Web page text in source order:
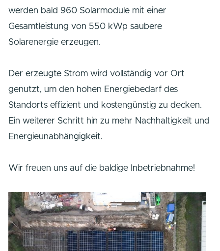
Aktuell realisieren wir für einen Kunden eine
Photovoltaikanlage im Großraum Hannover.
der kompakten Fläche mitten im
Gesamtleistung von 550 kWp saubere
Solarenergie erzeugen.
Der erzeugte Strom wird vollständig vor Ort
Standorts effizient und kostengünstig zu
Energieunabhängigkeit.
Wir freuen uns auf die baldige Inbetriebnahme!